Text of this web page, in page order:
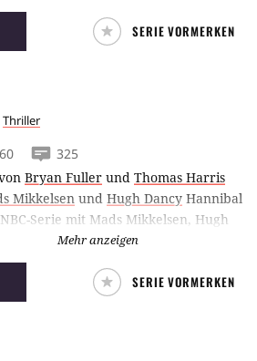
die auch einige Szenen beinhaltet,
Filmen nicht verwendet wurden.
SERIE VORMERKEN
Thriller
325
Bryan Fuller und Thomas Harris
Mikkelsen und Hugh Dancy Hannibal
Serie mit Mads Mikkelsen, Hugh
Laurence Fishburne. Erzählt wird
in Hannibal Lecters Leben,
dem er mit einem jungen FBI-
namens Will Graham
Geheimnis weiß.
Mehr anzeigen
SERIE VORMERKEN